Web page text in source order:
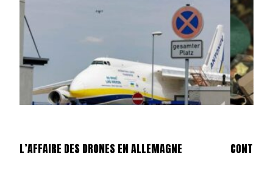
L’AFFAIRE DES DRONES EN ALLEMAGNE